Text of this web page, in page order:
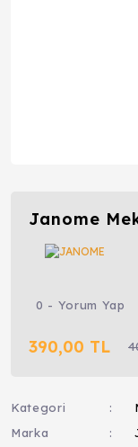
Janome
0 - Yorum Yap
390,00 TL
Kategori
Marka